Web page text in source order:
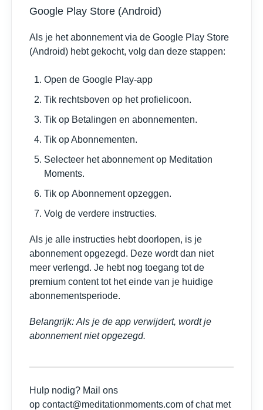
Google Play Store (Android)
Als je het abonnement via de Google Play Store
(Android) hebt gekocht, volg dan deze stappen:
Open de Google Play-app
Tik rechtsboven op het profielicoon.
Tik op Betalingen en abonnementen.
Tik op Abonnementen.
Selecteer het abonnement op Meditation
Moments.
Tik op Abonnement opzeggen.
Volg de verdere instructies.
Als je alle instructies hebt doorlopen, is je
abonnement opgezegd. Deze wordt dan niet
meer verlengd. Je hebt nog toegang tot de
premium content tot het einde van je huidige
abonnementsperiode.
Belangrijk: Als je de app verwijdert, wordt je
abonnement niet opgezegd.
Hulp nodig? Mail ons
op contact@meditationmoments.com of chat met